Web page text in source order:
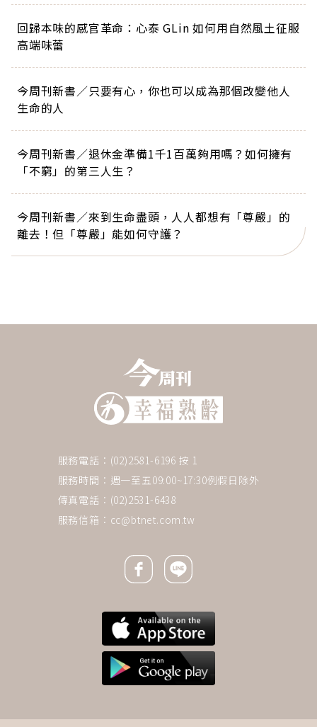
回歸本味的感官革命：心泰 GLin 如何用自然風土征服
高端味蕾
今周刊新書／只要有心，你也可以成為那個改變他人
生命的人
今周刊新書／退休金準備1千1百萬夠用嗎？如何擁有
「不窮」的第三人生？
今周刊新書／來到生命盡頭，人人都想有「尊嚴」的
離去！但「尊嚴」能如何守護？
服務電話：(02)2581-6196 按 1
服務時間：週一至五09:00~17:30例假日除外
傳真電話：(02)2531-6438
服務信箱： cc@btnet.com.tw
Facebook icon
Line icon